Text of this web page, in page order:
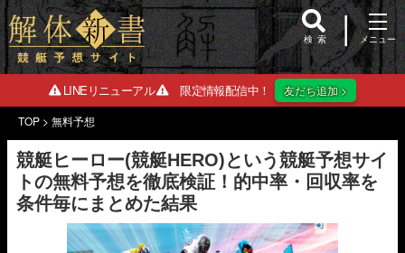
検索
LINEリニューアル 限定情報配信中！
友だち追加 >
TOP > 無料予想
競艇ヒーロー(競艇HERO)という競艇予想サイ
トの無料予想を徹底検証！的中率・回収率を
条件毎にまとめた結果